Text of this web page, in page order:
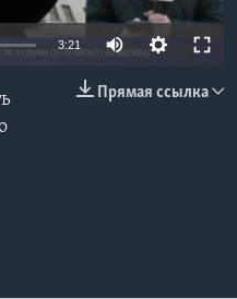
3:21
Прямая ссылка